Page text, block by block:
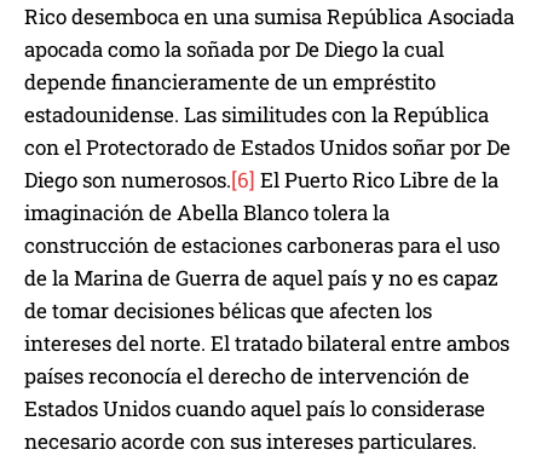
Rico desemboca en una sumisa República Asociada
apocada como la soñada por De Diego la cual
depende financieramente de un empréstito
estadounidense. Las similitudes con la República
con el Protectorado de Estados Unidos soñar por De
Diego son numerosos.[6] El Puerto Rico Libre de la
imaginación de Abella Blanco tolera la
construcción de estaciones carboneras para el uso
de la Marina de Guerra de aquel país y no es capaz
de tomar decisiones bélicas que afecten los
intereses del norte. El tratado bilateral entre ambos
países reconocía el derecho de intervención de
Estados Unidos cuando aquel país lo considerase
necesario acorde con sus intereses particulares.